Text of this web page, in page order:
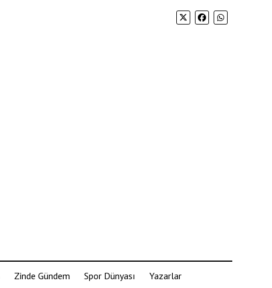
Zinde Gündem Spor Dünyası Yazarlar